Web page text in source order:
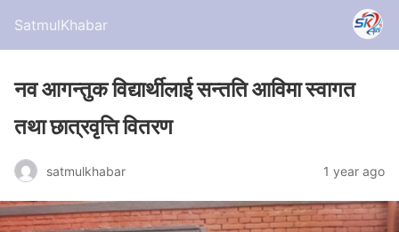
SatmulKhabar
नव आगन्तुक विद्यार्थीलाई सन्तति आविमा स्वागत
तथा छात्रवृत्ति वितरण
satmulkhabar 1 year ago